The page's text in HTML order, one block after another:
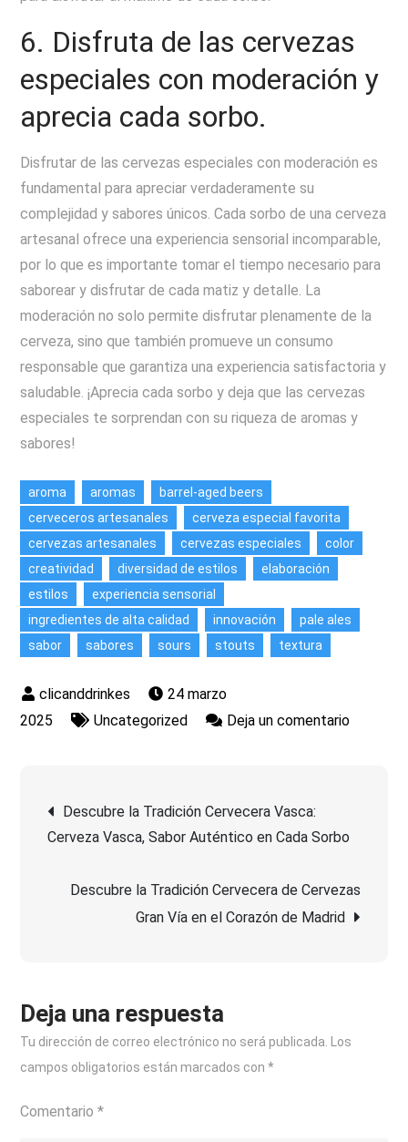
6. Disfruta de las cervezas
especiales con moderación y
aprecia cada sorbo.
Disfrutar de las cervezas especiales con moderación es
fundamental para apreciar verdaderamente su
complejidad y sabores únicos. Cada sorbo de una cerveza
artesanal ofrece una experiencia sensorial incomparable,
por lo que es importante tomar el tiempo necesario para
saborear y disfrutar de cada matiz y detalle. La
moderación no solo permite disfrutar plenamente de la
cerveza, sino que también promueve un consumo
responsable que garantiza una experiencia satisfactoria y
saludable. ¡Aprecia cada sorbo y deja que las cervezas
especiales te sorprendan con su riqueza de aromas y
sabores!
aroma aromas
barrel-aged beers
cerveceros artesanales
cerveza especial favorita
cervezas artesanales
cervezas especiales
color
creatividad
diversidad de estilos
elaboración
estilos
experiencia sensorial
ingredientes de alta calidad
innovación
pale ales
sabor
sabores sours stouts textura
24 marzo
2025
Uncategorized Deja un comentarioen
Una
Paladar
Navegación
de
entradas
Descubre la Tradición Cervecera Vasca:
Cerveza Vasca, Sabor Auténtico en Cada Sorbo
Descubre la Tradición Cervecera de Cervezas
Gran Vía en el Corazón de Madrid
Deja una respuesta
Tu dirección de correo electrónico no será publicada.
Los
campos obligatorios están marcados con*
Comentario*